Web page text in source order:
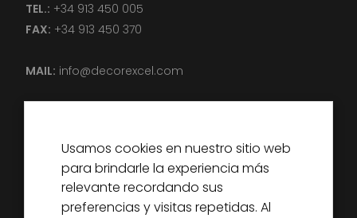
TEL.: +34 913 450 005
FAX: +34 913 450 370
MAIL: info@decorexcel.com
DECOREXCEL
Usamos cookies en nuestro sitio web
para brindarle la experiencia más
relevante recordando sus
preferencias y visitas repetidas. Al